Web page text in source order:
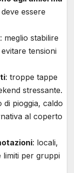
essere
: meglio stabilire
tensioni
: troppe tappe
stressante.
di pioggia, caldo
al coperto
: locali,
limiti per gruppi